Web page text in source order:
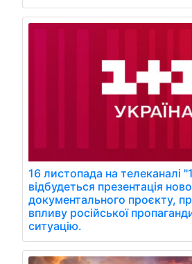
16 листопада на телеканалі
відбудеться презентація
документального проєкту,
впливу російської
ситуацію.